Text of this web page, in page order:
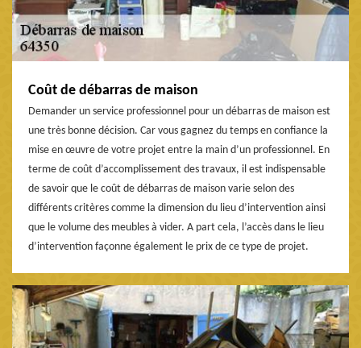
Coût de débarras de maison
Demander un service professionnel pour un débarras de maison est
une très bonne décision. Car vous gagnez du temps en confiance la
mise en œuvre de votre projet entre la main d’un professionnel. En
terme de coût d’accomplissement des travaux, il est indispensable
de savoir que le coût de débarras de maison varie selon des
différents critères comme la dimension du lieu d’intervention ainsi
que le volume des meubles à vider. A part cela, l’accès dans le lieu
d’intervention façonne également le prix de ce type de projet.